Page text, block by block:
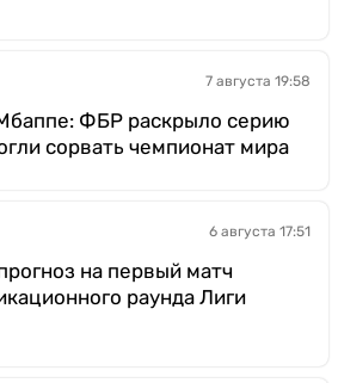
7 августа 19:58
ФБР раскрыло серию
сорвать чемпионат мира
6 августа 17:51
на первый матч
раунда Лиги